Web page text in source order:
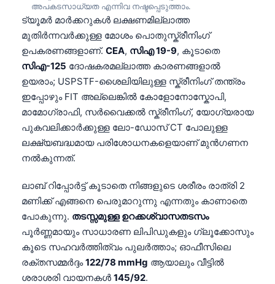
അപകടസാധ്യത എന്നിവ നഷ്ടപ്പെടുത്താം.
ട്യൂമർ മാർക്കറുകൾ ലക്ഷണമില്ലാത്ത
മുതിർന്നവർക്കുള്ള മോശം പൊതുസ്ക്രീനിംഗ്
ഉപകരണങ്ങളാണ്. CEA, സിഎ 19-9, കൂടാതെ
സിഎ-125 ദോഷകരമല്ലാത്ത കാരണങ്ങളാൽ
ഉയരാം; USPSTF-ശൈലിയിലുള്ള സ്ക്രീനിംഗ് തന്ത്രം
ഇപ്പോഴും FIT അല്ലെങ്കിൽ കോളോനോസ്കോപി,
മാമോഗ്രാഫി, സർവൈക്കൽ സ്ക്രീനിംഗ്, യോഗ്യരായ
പുകവലിക്കാർക്കുള്ള ലോ-ഡോസ് CT പോലുള്ള
ലക്ഷ്യബദ്ധമായ പരിശോധനകളെയാണ് മുൻഗണന
നൽകുന്നത്.
ലാബ് റിപ്പോർട്ട് കൂടാതെ നിങ്ങളുടെ ശരീരം രാത്രി 2
മണിക്ക് എങ്ങനെ പെരുമാറുന്നു എന്നതും കാണാതെ
പോകുന്നു. തടസ്സമുള്ള ഉറക്കശ്വാസതടസം
പൂർണ്ണമായും സാധാരണ ലിപിഡുകളും ഗ്ലൂക്കോസും
കൂടെ സഹവർത്തിത്വം പുലർത്താം; ഓഫീസിലെ
രക്തസമ്മർദ്ദം122/78 mmHg ആയാലും വീട്ടിൽ
ശരാശരി വായനകൾ 145/92.
Eesti
Čeština
ქართული
Русский
Polski
한국어
Slovenščina
Magyar
Shqip
বাংলা
اردو
मराठी